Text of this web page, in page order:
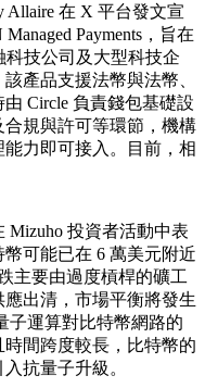
Allaire 在 X 平台發文宣
Payments，旨在
科技公司及大型科技企
產品支援法幣與法幣、
Circle 負責錢包基礎設
規與許可等環節，機構
力即可接入。目前，相
Mizuho 投資者活動中表
可能已在 6 萬美元附近
主要由過度槓桿的礦工
出清，市場平衡將發生
子運算對比特幣網路的
間跨度較長，比特幣的
抗量子升級。